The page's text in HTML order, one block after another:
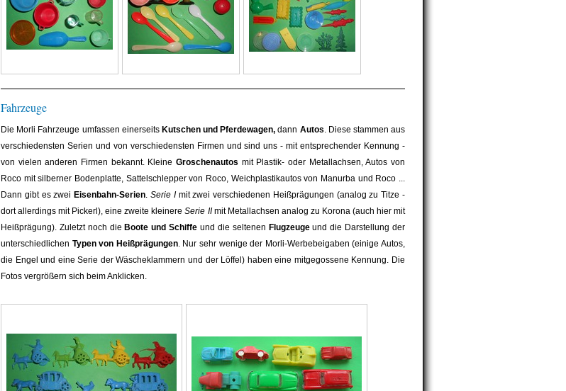
Fahrzeuge
Die Morli Fahrzeuge umfassen einerseits Kutschen und Pferdewagen, dann Autos. Diese stammen aus
verschiedensten Serien und von verschiedensten Firmen und sind uns - mit entsprechender Kennung -
von vielen anderen Firmen bekannt. Kleine Groschenautos mit Plastik- oder Metallachsen, Autos von
Roco mit silberner Bodenplatte, Sattelschlepper von Roco, Weichplastikautos von Manurba und Roco ...
Dann gibt es zwei Eisenbahn-Serien. Serie Imit zwei verschiedenen Heißprägungen (analog zu Titze -
dort allerdings mit Pickerl), eine zweite kleinereSerie IImit Metallachsen analog zu Korona (auch hier mit
Heißprägung). Zuletzt noch die Boote und Schiffe und die seltenen Flugzeugeund die Darstellung der
unterschiedlichen Typen von Heißprägungen. Nur sehr wenige der Morli-Werbebeigaben (einige Autos,
die Engel und eine Serie der Wäscheklammern und der Löffel) haben eine mitgegossene Kennung. Die
Fotos vergrößern sich beim Anklicken.